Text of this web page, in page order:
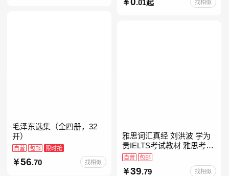
点教辅资料
.01起 找相似
毛泽东选集（全四册，32
开）
自营 包邮 限时抢
56.70 找相似
雅思词汇真经 刘洪波 学为
贵IELTS考试教材 雅思考试
资料单词书核心词汇书
自营 包邮
39.79 找相似